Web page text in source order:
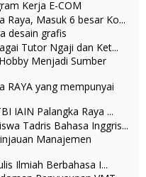
Kerja E-COM
Raya, Masuk 6 besar Ko...
desain grafis
Tutor Ngaji dan Ket...
Menjadi Sumber
RAYA yang mempunyai
IAIN Palangka Raya ...
Tadris Bahasa Inggris...
Manajemen
Ilmiah Berbahasa I...